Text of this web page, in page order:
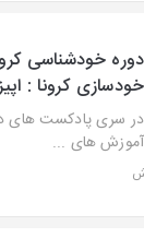
دوره خودشناسی
خودسازی کرونا :
در سری پادکست های
آموزش های ...